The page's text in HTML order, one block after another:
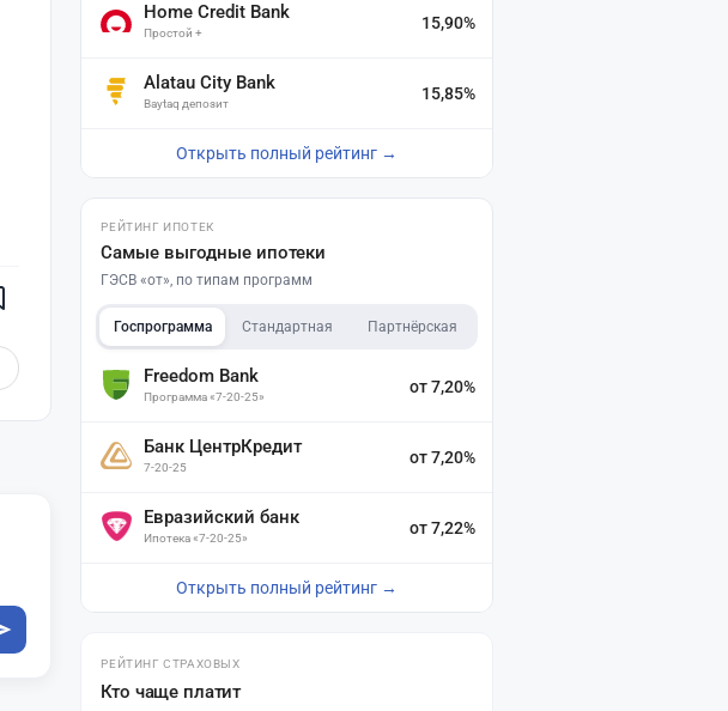
Home Credit Bank
Простой +
15,90%
Alatau City Bank
Baytaq депозит
15,85%
Открыть полный рейтинг →
РЕЙТИНГ ИПОТЕК
Самые выгодные ипотеки
ГЭСВ «от», по типам программ
Госпрограмма Стандартная Партнёрская
Freedom Bank
Программа «7-20-25»
от 7,20%
Банк ЦентрКредит
7-20-25
от 7,20%
Евразийский банк
Ипотека «7-20-25»
от 7,22%
Открыть полный рейтинг →
РЕЙТИНГ СТРАХОВЫХ
Кто чаще платит